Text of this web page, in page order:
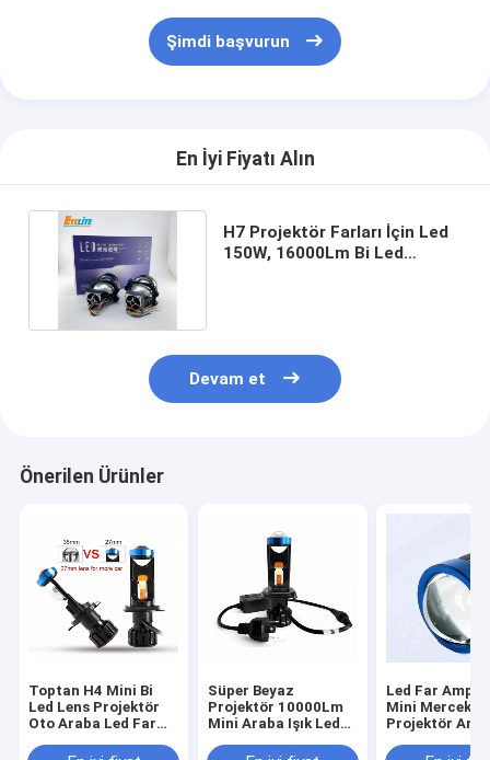
Şimdi başvurun
En İyi Fiyatı Alın
H7 Projektör Farları İçin Led
150W, 16000Lm Bi Led
Devam et
Önerilen Ürünler
Toptan H4 Mini Bi
Led Lens Projektör
Oto Araba Led Far
Süper Beyaz
Projektör 10000Lm
Mini Araba Işık Led
Hi/Lo Işın H7 Led Far
Led Far
Mini Mercek
Projektör
Otomatik